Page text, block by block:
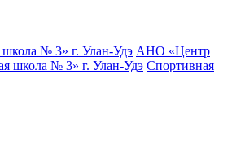
№ 3» г. Улан-Удэ АНО «Центр
школа № 3» г. Улан-Удэ Спортивная